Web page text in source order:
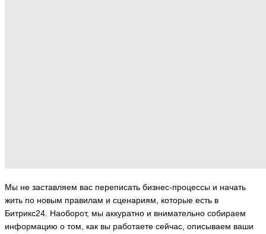
Мы не заставляем вас переписать бизнес-процессы и начать
жить по новым правилам и сценариям, которые есть в
Битрикс24. Наоборот, мы аккуратно и внимательно собираем
информацию о том, как вы работаете сейчас, описываем ваши